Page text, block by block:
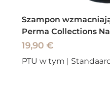
Szampon
Perma Collections
Cena
19,90 €
PTU w tym |